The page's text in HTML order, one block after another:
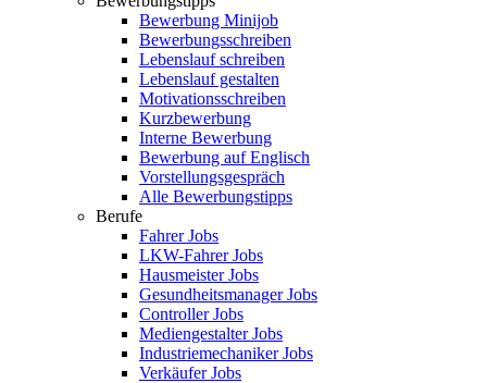
Bewerbung Minijob
Bewerbungsschreiben
Lebenslauf schreiben
Lebenslauf gestalten
Motivationsschreiben
Kurzbewerbung
Interne Bewerbung
Bewerbung auf Englisch
Vorstellungsgespräch
Alle Bewerbungstipps
Berufe
Fahrer Jobs
LKW-Fahrer Jobs
Hausmeister Jobs
Gesundheitsmanager Jobs
Controller Jobs
Mediengestalter Jobs
Industriemechaniker Jobs
Verkäufer Jobs